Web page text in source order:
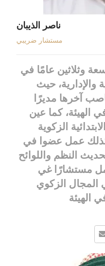
ناصر الذيبان
مستشار ضريبي
وثلاثين عامًا في
والإدارية، حيث
آخرها مديرًا
الهيئة، كما عين
الزكوية
عمل عضوا في
النظم واللوائح
مستشارًا غي
المجال الزكوي
الهيئة